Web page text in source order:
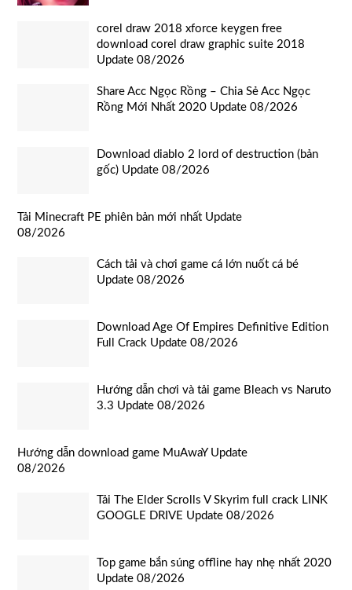
corel draw 2018 xforce keygen free
download corel draw graphic suite 2018
Update 08/2026
Share Acc Ngọc Rồng – Chia Sẻ Acc Ngọc
Rồng Mới Nhất 2020 Update 08/2026
Download diablo 2 lord of destruction (bản
gốc) Update 08/2026
Tải Minecraft PE phiên bản mới nhất Update
08/2026
Cách tải và chơi game cá lớn nuốt cá bé
Update 08/2026
Download Age Of Empires Definitive Edition
Full Crack Update 08/2026
Hướng dẫn chơi và tải game Bleach vs Naruto
3.3 Update 08/2026
Hướng dẫn download game MuAwaY Update
08/2026
Tải The Elder Scrolls V Skyrim full crack LINK
GOOGLE DRIVE Update 08/2026
Top game bắn súng offline hay nhẹ nhất 2020
Update 08/2026